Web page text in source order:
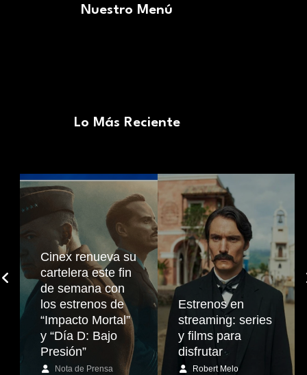
Nuestro Menú
Lo Más Reciente
Cinex renueva su
cartelera este fin
de semana con
los estrenos de
“Impacto Mortal”
y “Día D: Bajo
Presión”
Nota de Prensa
Estrenos en
streaming: series
y films para
disfrutar
Robert Melo